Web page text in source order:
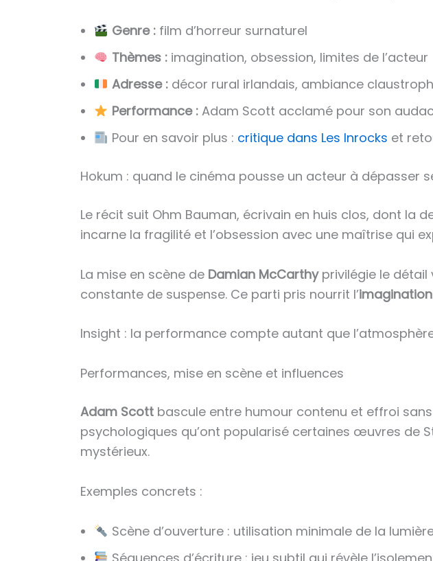
Genre :film d’horreur surnaturel
Thèmes :imagination, obsession, limites de l’acteur
Adresse :décor rural irlandais, ambiance
Performance :Adam Scott acclamé pour son
Pour en savoir plus : critique dans Les Inrocks et
Hokum : quand le cinéma pousse un acteur à dépasser
Le récit suit Ohm Bauman, écrivain en huis clos, dont la
incarne la fragilité et l’obsession avec une maîtrise qui
La mise en scène de Damian McCarthyprivilégie le détail
constante de suspense. Ce parti pris nourrit l’imagination
Insight : la performance compte autant que
Performances, mise en scène et influences
Adam Scott bascule entre humour contenu et effroi
psychologiques qu’ont popularisé certaines œuvres de
mystérieux.
Exemples concrets :
Scène d’ouverture : utilisation minimale de la